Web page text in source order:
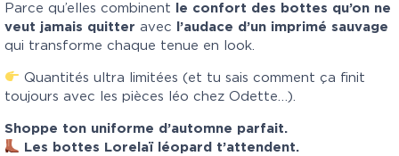
Parce qu’elles combinent
le confort des bottes qu’on ne
veut jamais quitter avec
l’audace d’un imprimé sauvage
qui transforme chaque tenue en look.
Quantités ultra limitées (et tu sais comment ça finit
toujours avec les pièces léo chez Odette…).
Shoppe ton uniforme d’automne parfait.
Les bottes Lorelaï léopard t’attendent.